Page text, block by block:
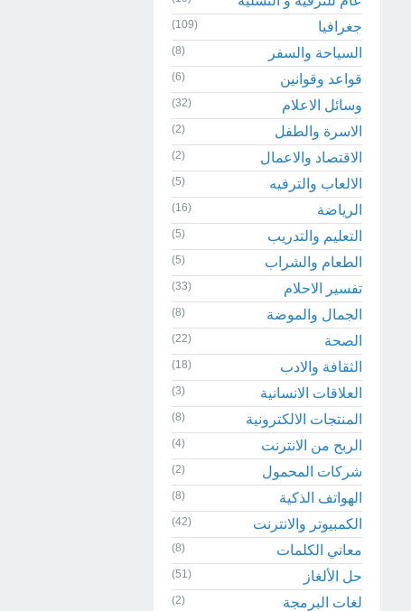
جغرافيا (109)
السياحة والسفر (8)
قواعد وقوانين (6)
وسائل الاعلام (32)
الاسرة والطفل (2)
الاقتصاد والاعمال (2)
الالعاب والترفيه (5)
الرياضة (16)
التعليم والتدريب (5)
الطعام والشراب (5)
تفسير الاحلام (33)
الجمال والموضة (8)
الصحة (22)
الثقافة والادب (18)
العلاقات الانسانية (3)
المنتجات الالكترونية (8)
الربح من الانترنت (4)
شركات المحمول (2)
الهواتف الذكية (8)
الكمبيوتر والانترنت (42)
معاني الكلمات (8)
حل الألغاز (51)
لغات البرمجة (2)